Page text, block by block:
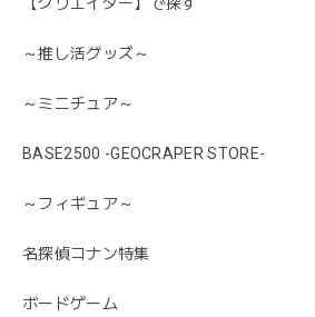
【クリエイター】で探す
～推し活グッズ～
～ミニチュア～
BASE2500 -GEOCRAPER STORE-
～フィギュア～
名探偵コナン特集
ボードゲーム